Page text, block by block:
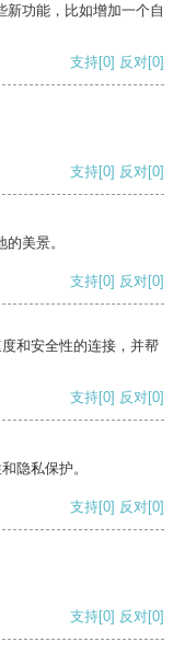
新功能，比如增加一个自
支持[0] 反对[0]
支持[0] 反对[0]
美景。
支持[0] 反对[0]
和安全性的连接，并帮
支持[0] 反对[0]
隐私保护。
支持[0] 反对[0]
支持[0] 反对[0]